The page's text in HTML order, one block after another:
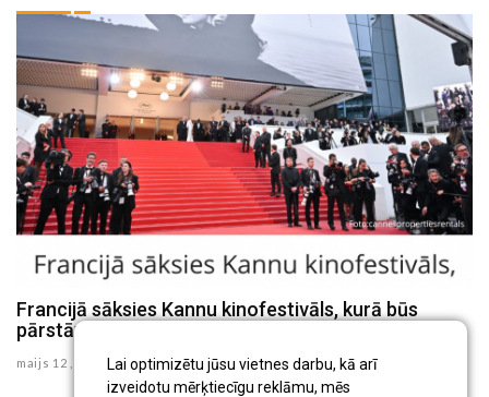
Lai optimizētu jūsu vietnes darbu, kā arī
izveidotu mērķtiecīgu reklāmu, mēs
Francijā sāksies Kannu kinofestivāls, kurā būs
pārstāvēta arī Latvija
maijs 12 , 2026